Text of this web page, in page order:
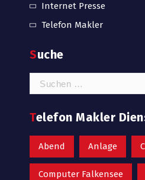
Internet Presse
Telefon Makler
Suche
Suchen
nach:
Telefon Makler
Abend Anlage
Computer Falkensee